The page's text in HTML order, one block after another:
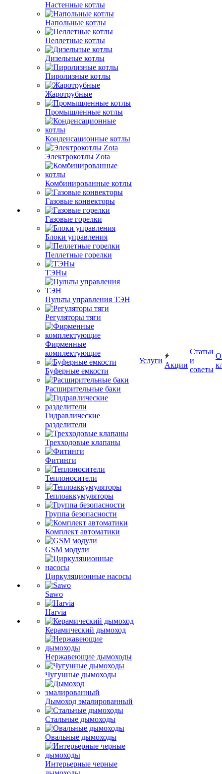
Настенные котлы
Напольные котлы
Пеллетные котлы
Дизельные котлы
Пиролизные котлы
Жаротрубные
Промышленные котлы
Конденсационные котлы
Электрокотлы Zota
Комбинированные котлы
Газовые конвекторы
Газовые горелки
Блоки управления
Пеллетные горелки
ТЭНы
Пульты управления ТЭН
Регуляторы тяги
Фирменные
комплектующие
Буферные емкости
Расширительные баки
Гидравлические
разделители
Трехходовые клапаны
Фитинги
Теплоносители
Теплоаккумуляторы
Группа безопасности
Комплект автоматики
GSM модули
Циркуляционные насосы
Sawo
Harvia
Керамический дымоход
Нержавеющие дымоходы
Чугунные дымоходы
Дымоход эмалированный
Стальные дымоходы
Овальные дымоходы
Интерьерные черные
Услуги
Акции
Статьи
и
советы